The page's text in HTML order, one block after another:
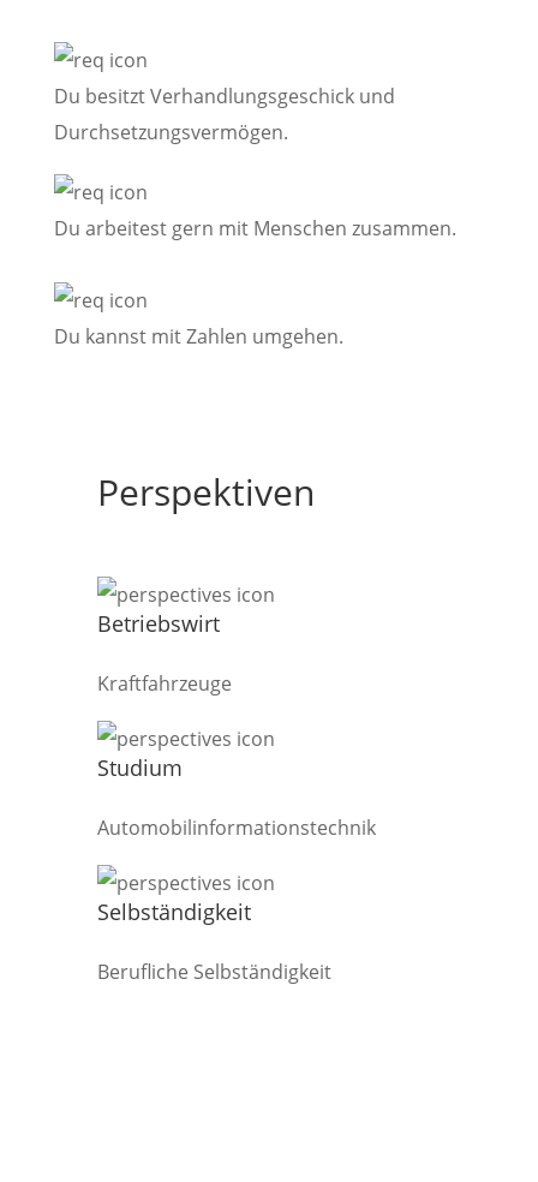
Du besitzt Verhandlungsgeschick und
Durchsetzungsvermögen.
Du arbeitest gern mit Menschen zusammen.
Du kannst mit Zahlen umgehen.
Perspektiven
Betriebswirt
Kraftfahrzeuge
Studium
Automobilinformationstechnik
Selbständigkeit
Berufliche Selbständigkeit